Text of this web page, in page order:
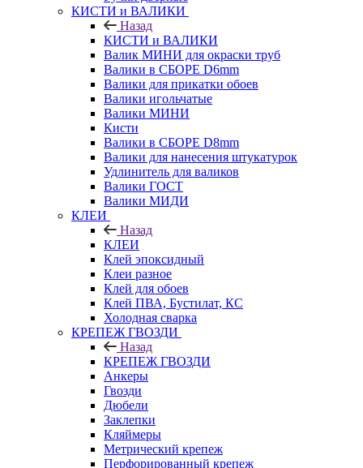
КИСТИ и ВАЛИКИ
Назад
КИСТИ и ВАЛИКИ
Валик МИНИ для окраски труб
Валики в СБОРЕ D6mm
Валики для прикатки обоев
Валики игольчатые
Валики МИНИ
Кисти
Валики в СБОРЕ D8mm
Валики для нанесения штукатурок
Удлинитель для валиков
Валики ГОСТ
Валики МИДИ
КЛЕИ
Назад
КЛЕИ
Клей эпоксидный
Клеи разное
Клей для обоев
Клей ПВА, Бустилат, КС
Холодная сварка
КРЕПЕЖ ГВОЗДИ
Назад
КРЕПЕЖ ГВОЗДИ
Анкеры
Гвозди
Дюбели
Заклепки
Кляймеры
Метрический крепеж
Перфорированный крепеж